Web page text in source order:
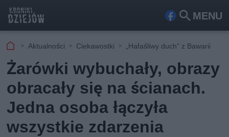
MENU
Fa
ook
Szu
kaj
Aktualności Ciekawostki „Hałaśliwy duch” z Bawarii
Żarówki wybuchały, obrazy
obracały się na ścianach.
Jedna osoba łączyła
wszystkie zdarzenia